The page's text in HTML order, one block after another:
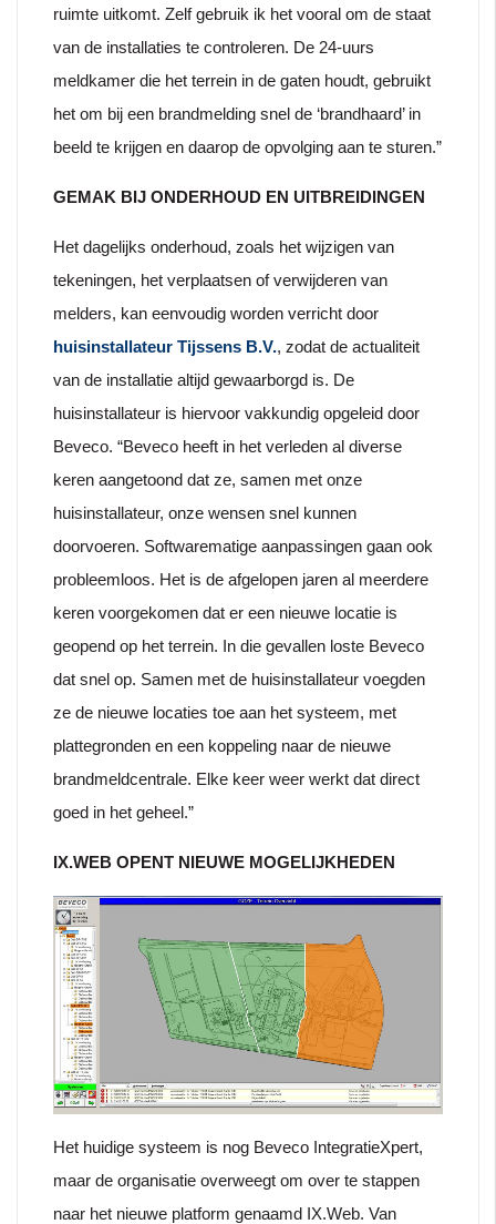
ruimte uitkomt. Zelf gebruik ik het vooral om de staat
van de installaties te controleren. De 24-uurs
meldkamer die het terrein in de gaten houdt, gebruikt
het om bij een brandmelding snel de ‘brandhaard’ in
beeld te krijgen en daarop de opvolging aan te sturen.”
GEMAK BIJ ONDERHOUD EN UITBREIDINGEN
Het dagelijks onderhoud, zoals het wijzigen van
tekeningen, het verplaatsen of verwijderen van
melders, kan eenvoudig worden verricht door
huisinstallateur Tijssens B.V., zodat de actualiteit
van de installatie altijd gewaarborgd is. De
huisinstallateur is hiervoor vakkundig opgeleid door
Beveco. “Beveco heeft in het verleden al diverse
keren aangetoond dat ze, samen met onze
huisinstallateur, onze wensen snel kunnen
doorvoeren. Softwarematige aanpassingen gaan ook
probleemloos. Het is de afgelopen jaren al meerdere
keren voorgekomen dat er een nieuwe locatie is
geopend op het terrein. In die gevallen loste Beveco
dat snel op. Samen met de huisinstallateur voegden
ze de nieuwe locaties toe aan het systeem, met
plattegronden en een koppeling naar de nieuwe
brandmeldcentrale. Elke keer weer werkt dat direct
goed in het geheel.”
IX.WEB OPENT NIEUWE MOGELIJKHEDEN
Het huidige systeem is nog Beveco IntegratieXpert,
maar de organisatie overweegt om over te stappen
naar het nieuwe platform genaamd IX.Web. Van